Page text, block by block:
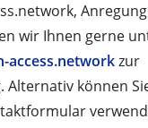
wir Ihnen gerne
access.networkzur
Alternativ können